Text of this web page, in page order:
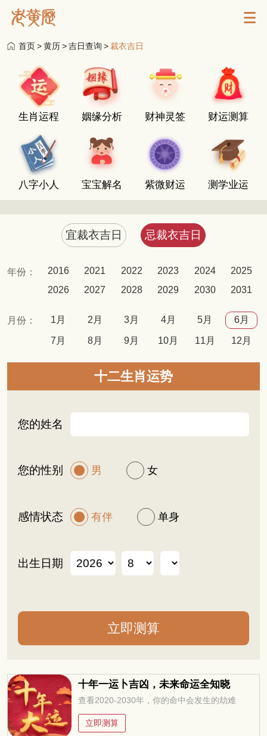
首页>黄历>吉日查询 >裁衣吉日
生肖运程 姻缘分析 财神灵签 财运测算
八字小人 宝宝解名 紫微财运 测学业运
宜裁衣吉日 忌裁衣吉日
年份： 2016 2021 2022 2023 2024
2025
2026
2027 2028 2029 2030 2031
月份： 1月 2月 3月 4月 5月 6月
7月 8月 9月 10月 11月 12月
十二生肖运势
您的姓名
您的性别 男 女
感情状态 有伴 单身
出生日期
十年一运卜吉凶，未来命运全知晓
查看2020-2030年，你的命中会发生的劫难
立即测算